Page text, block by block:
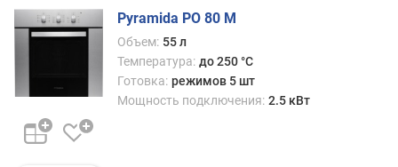
г
и
т
д
о
Pyramida PO 80 M
Объем: 55 л
Температура: до 250 °C
Готовка: режимов 5 шт
Мощность подключения: 2.5 кВт